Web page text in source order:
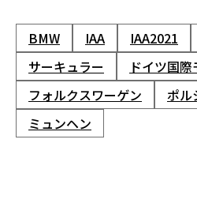
BMW IAA IAA2021
サーキュラー
ドイツ国
フォルクスワーゲン
ポル
ミュンヘン